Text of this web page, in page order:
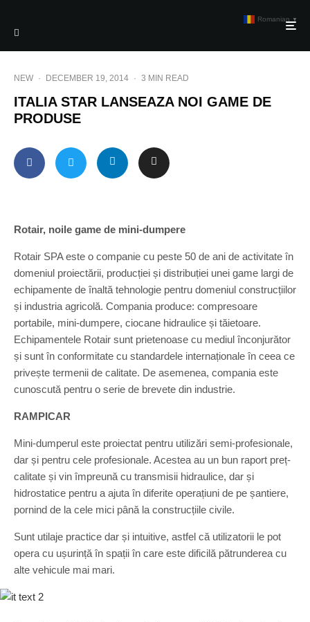
NEW · DECEMBER 19, 2014 · 3 MIN READ
ITALIA STAR LANSEAZA NOI GAME DE
PRODUSE
Rotair, noile game de mini-dumpere
Rotair SPA este o companie cu peste 50 de ani de activitate în
domeniul proiectării, producției și distribuției unei game largi de
echipamente de înaltă tehnologie pentru domeniul construcțiilor
și industria agricolă. Compania produce: compresoare
portabile, mini-dumpere, ciocane hidraulice și tăietoare.
Echipamentele Rotair sunt prietenoase cu mediul înconjurător
și sunt în conformitate cu standardele internaționale în ceea ce
privește termenii de calitate. De asemenea, compania este
cunoscută pentru o serie de brevete din industrie.
RAMPICAR
Mini-dumperul este proiectat pentru utilizări semi-profesionale,
dar și pentru cele profesionale. Acestea au un bun raport preț-
calitate și vin împreună cu transmisii hidraulice, dar și
hidrostatice pentru a ajuta în diferite operațiuni de pe șantiere,
pornind de la cele mici până la construcțiile civile.
Sunt utilaje practice dar și intuitive, astfel că utilizatorii le pot
opera cu ușurință în spații în care este dificilă pătrunderea cu
alte vehicule mai mari.
Romanian ▼